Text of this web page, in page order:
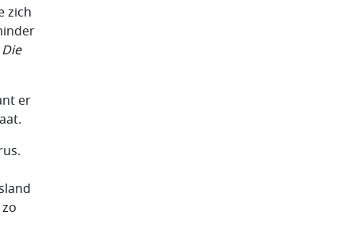
zich
Die
er